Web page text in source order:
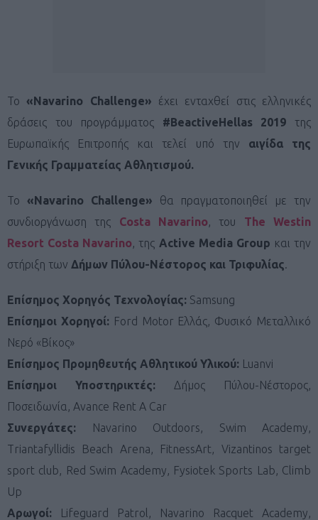
Το«Navarino Challenge» έχει ενταχθεί στις ελληνικές
δράσεις του προγράμματος #BeactiveHellas 2019 της
Ευρωπαϊκής Επιτροπής και τελεί υπό την αιγίδα της
Γενικής Γραμματείας Αθλητισμού.
Το «Navarino Challenge» θα πραγματοποιηθεί με την
συνδιοργάνωση της Costa Navarino, του The
Westin
Resort Costa Navarino, της Active Media Group και την
στήριξη των Δήμων Πύλου-Νέστορος και Τριφυλίας.
Επίσημος Χορηγός Τεχνολογίας: Samsung
Επίσημοι Χορηγοί: Ford Motor Ελλάς, Φυσικό Μεταλλικό
Νερό «Βίκος»
Επίσημος Προμηθευτής Αθλητικού Υλικού: Luanvi
Επίσημοι Υποστηρικτές: Δήμος Πύλου-Νέστορος,
Ποσειδωνία, Avance Rent A Car
Συνεργάτες: Navarino Outdoors, Swim Academy,
Triantafyllidis Beach Arena, FitnessArt, Vizantinos target
sport club, Red Swim Academy, Fysiotek Sports Lab, Climb
Up
Αρωγοί:
Lifeguard Patrol, Navarino Racquet Academy,